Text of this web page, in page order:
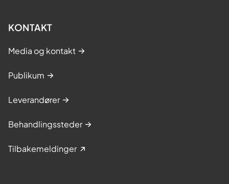
KONTAKT
Media og kontakt
Publikum
Leverandører
Behandlingssteder
Tilbakemeldinger